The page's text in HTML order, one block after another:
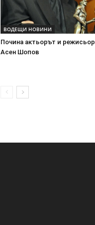
ВОДЕЩИ НОВИНИ
Почина актьорът и режисьор
Асен Шопов